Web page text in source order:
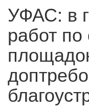
УФАС: в
работ